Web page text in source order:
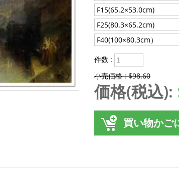
F15(65.2×53.0cm)
F25(80.3×65.2cm)
F40(100×80.3cm）
件数 :
小売価格 : $98.60
価格(税込):
買い物かご